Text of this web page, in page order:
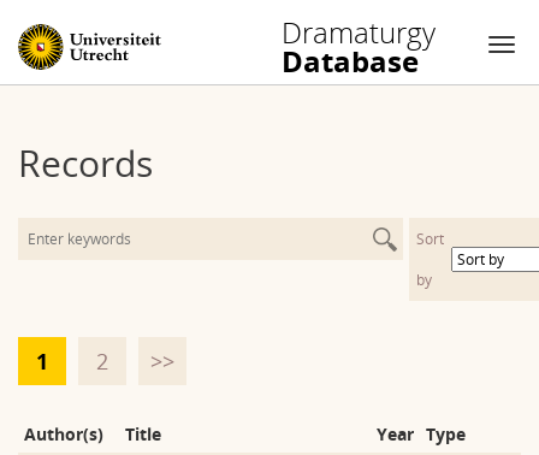
Dramaturgy
Database
content
Records
Sort
by
1 2 >>
Author(s) Title Year Type